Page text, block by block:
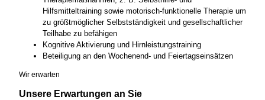
Hilfsmitteltraining sowie motorisch-funktionelle Therapie um
zu größtmöglicher Selbstständigkeit und gesellschaftlicher
Teilhabe zu befähigen
Kognitive Aktivierung und Hirnleistungstraining
Beteiligung an den Wochenend- und Feiertagseinsätzen
Wir erwarten
Unsere Erwartungen an Sie